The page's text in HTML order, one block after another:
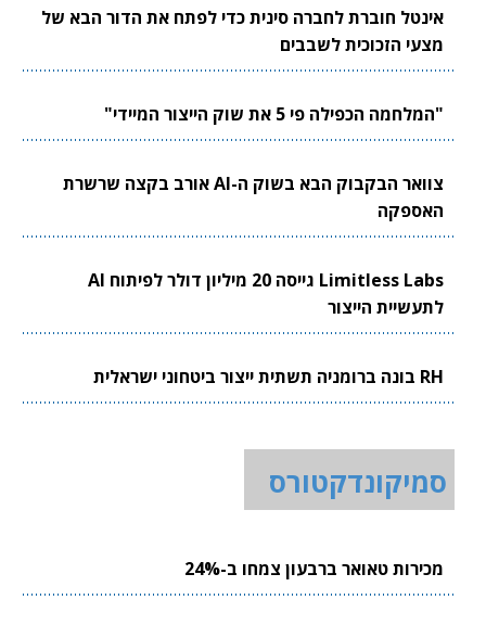
אינטל חוברת לחברה סינית כדי לפתח את הדור הבא של
מצעי הזכוכית לשבבים
"המלחמה הכפילה פי 5 את שוק הייצור המיידי"
צוואר הבקבוק הבא בשוק ה-AI אורב בקצה שרשרת
האספקה
Limitless Labs גייסה 20 מיליון דולר לפיתוח AI
לתעשיית הייצור
RH בונה ברומניה תשתית ייצור ביטחוני ישראלית
סמיקונדקטורס
מכירות טאואר ברבעון צמחו ב-24%